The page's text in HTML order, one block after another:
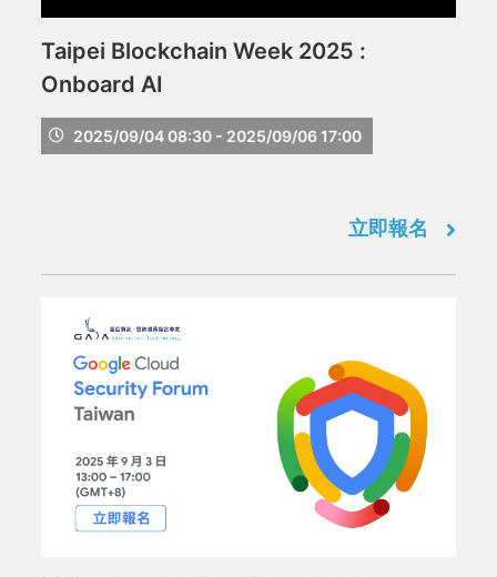
Taipei Blockchain Week 2025 :
Onboard AI
2025/09/04 08:30 - 2025/09/06 17:00
立即報名